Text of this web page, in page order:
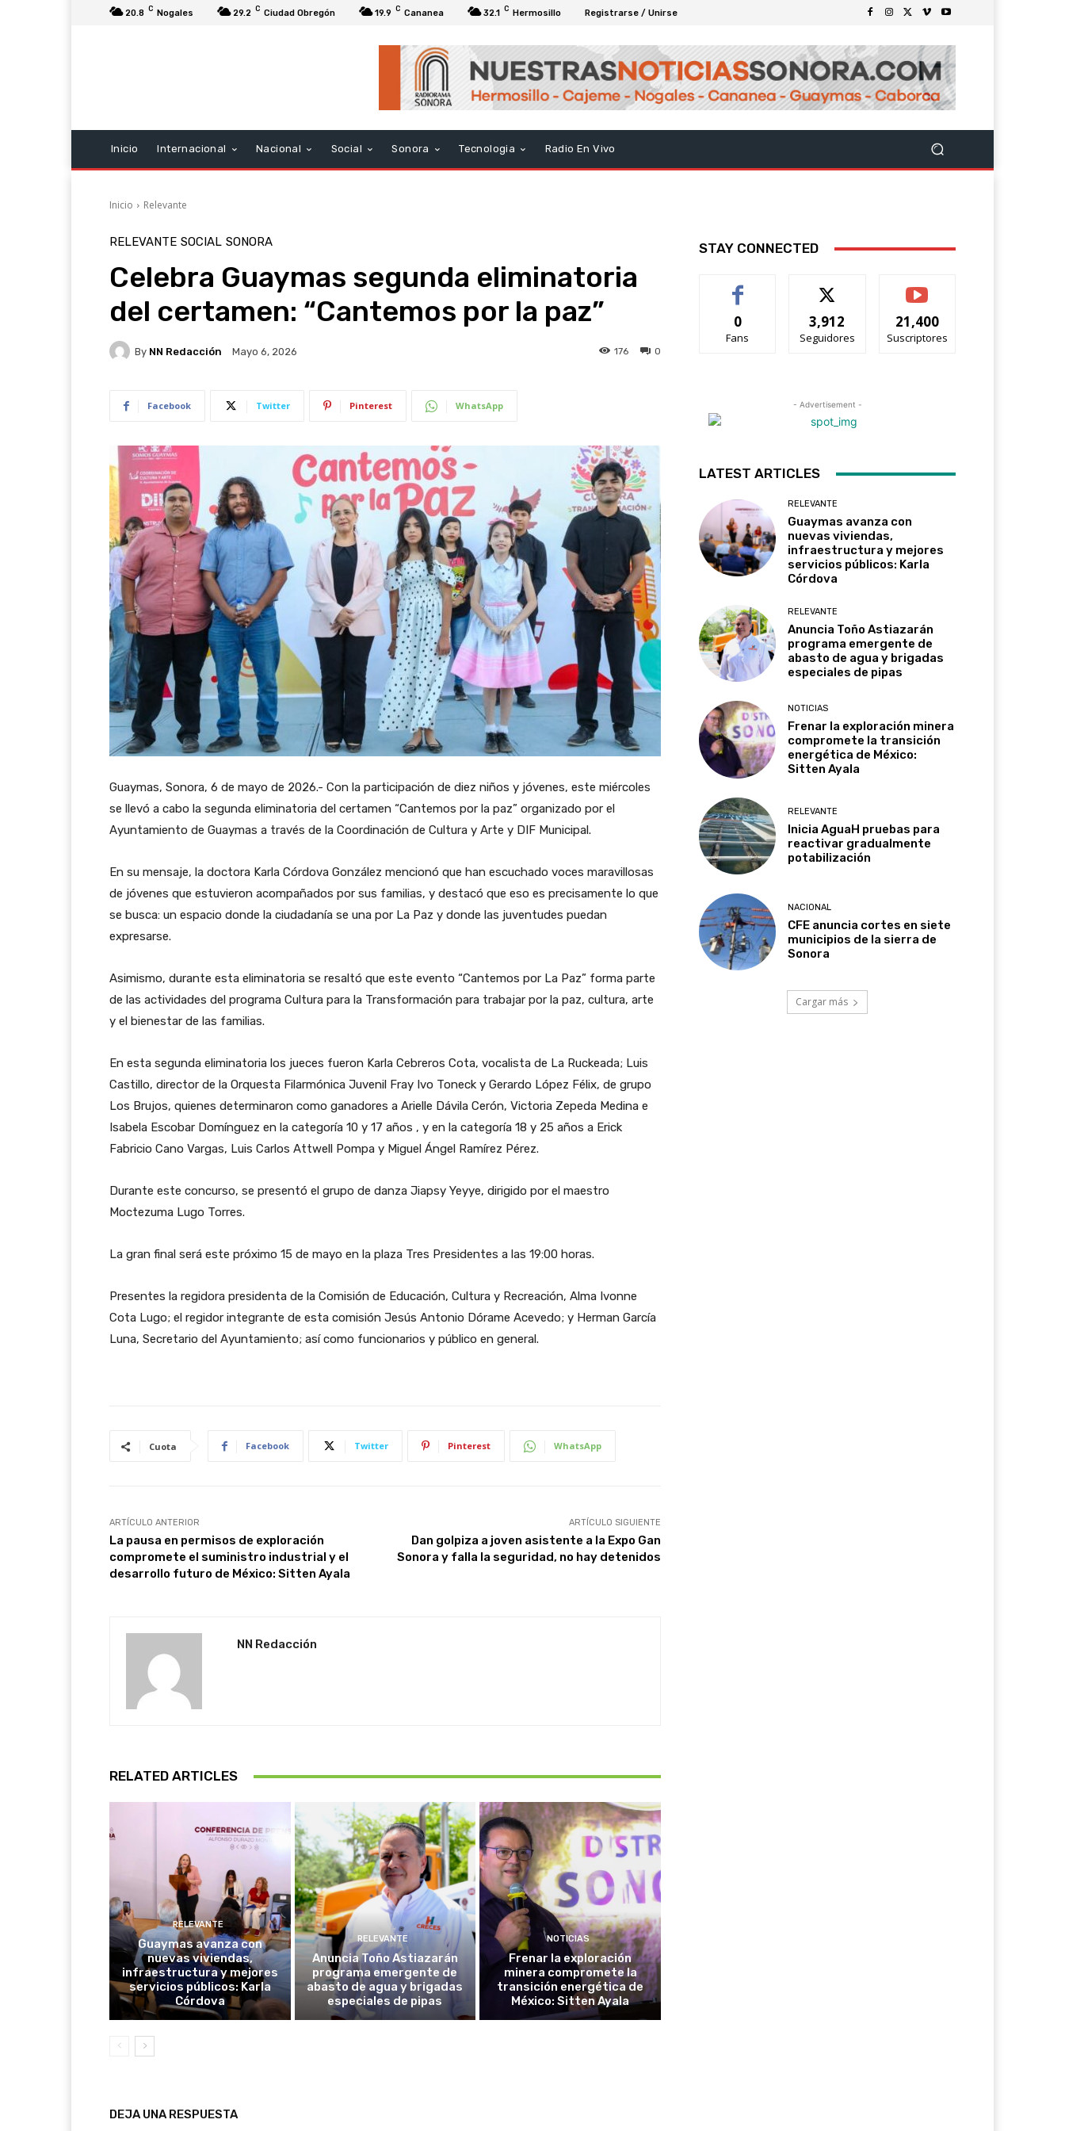
20.8 C Nogales 29.2 C Ciudad Obregón 19.9 C Cananea 32.1 C Hermosillo Registrarse / Unirse
Inicio Internacional Nacional Social Sonora Tecnologia Radio En Vivo
Inicio Relevante
RELEVANTE SOCIAL SONORA
Celebra Guaymas segunda eliminatoria
del certamen: “Cantemos por la paz”
By NN Redacción Mayo 6, 2026 0
176
Facebook Twitter Pinterest WhatsApp
Guaymas, Sonora, 6 de mayo de 2026.- Con la participación de diez niños y jóvenes, este miércoles
se llevó a cabo la segunda eliminatoria del certamen “Cantemos por la paz” organizado por el
Ayuntamiento de Guaymas a través de la Coordinación de Cultura y Arte y DIF Municipal.
En su mensaje, la doctora Karla Córdova González mencionó que han escuchado voces maravillosas
de jóvenes que estuvieron acompañados por sus familias, y destacó que eso es precisamente lo que
se busca: un espacio donde la ciudadanía se una por La Paz y donde las juventudes puedan
expresarse.
Asimismo, durante esta eliminatoria se resaltó que este evento “Cantemos por La Paz” forma parte
de las actividades del programa Cultura para la Transformación para trabajar por la paz, cultura, arte
y el bienestar de las familias.
En esta segunda eliminatoria los jueces fueron Karla Cebreros Cota, vocalista de La Ruckeada; Luis
Castillo, director de la Orquesta Filarmónica Juvenil Fray Ivo Toneck y Gerardo López Félix, de grupo
Los Brujos, quienes determinaron como ganadores a Arielle Dávila Cerón, Victoria Zepeda Medina e
Isabela Escobar Domínguez en la categoría 10 y 17 años , y en la categoría 18 y 25 años a Erick
Fabricio Cano Vargas, Luis Carlos Attwell Pompa y Miguel Ángel Ramírez Pérez.
Durante este concurso, se presentó el grupo de danza Jiapsy Yeyye, dirigido por el maestro
Moctezuma Lugo Torres.
La gran final será este próximo 15 de mayo en la plaza Tres Presidentes a las 19:00 horas.
Presentes la regidora presidenta de la Comisión de Educación, Cultura y Recreación, Alma Ivonne
Cota Lugo; el regidor integrante de esta comisión Jesús Antonio Dórame Acevedo; y Herman García
Luna, Secretario del Ayuntamiento; así como funcionarios y público en general.
Cuota Facebook Twitter Pinterest WhatsApp
ARTÍCULO ANTERIOR
La pausa en permisos de exploración
compromete el suministro industrial y el
desarrollo futuro de México: Sitten Ayala
ARTÍCULO SIGUIENTE
Dan golpiza a joven asistente a la Expo Gan
Sonora y falla la seguridad, no hay detenidos
NN Redacción
RELATED ARTICLES
RELEVANTE
Guaymas avanza con
nuevas viviendas,
infraestructura y mejores
servicios públicos: Karla
Córdova
RELEVANTE
Anuncia Toño Astiazarán
programa emergente de
abasto de agua y brigadas
especiales de pipas
NOTICIAS
Frenar la exploración
minera compromete la
transición energética de
México: Sitten Ayala
DEJA UNA RESPUESTA
STAY CONNECTED
0
Fans
3,912
Seguidores
21,400
Suscriptores
- Advertisement -
LATEST ARTICLES
RELEVANTE
Guaymas avanza con
nuevas viviendas,
infraestructura y mejores
servicios públicos: Karla
Córdova
RELEVANTE
Anuncia Toño Astiazarán
programa emergente de
abasto de agua y brigadas
especiales de pipas
NOTICIAS
Frenar la exploración minera
compromete la transición
energética de México:
Sitten Ayala
RELEVANTE
Inicia AguaH pruebas para
reactivar gradualmente
potabilización
NACIONAL
CFE anuncia cortes en siete
municipios de la sierra de
Sonora
Cargar más